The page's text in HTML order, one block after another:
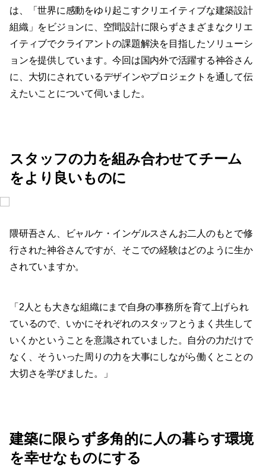
は、「世界に感動をゆり起こすクリエイティブな建築設計
組織」をビジョンに、空間設計に限らずさまざまなクリエ
イティブでクライアントの課題解決を目指したソリューシ
ョンを提供しています。今回は国内外で活躍する神谷さん
に、大切にされているデザインやプロジェクトを通して伝
えたいことについて伺いました。
スタッフの力を組み合わせてチーム
をより良いものに
隈研吾さん、ビャルケ・インゲルスさんお二人のもとで修
行された神谷さんですが、そこでの経験はどのように生か
されていますか。
「2人とも大きな組織にまで自身の事務所を育て上げられ
ているので、いかにそれぞれのスタッフとうまく共生して
いくかということを意識されていました。自分の力だけで
なく、そういった周りの力を大事にしながら働くとことの
大切さを学びました。」
建築に限らず多角的に人の暮らす環境
を幸せなものにする